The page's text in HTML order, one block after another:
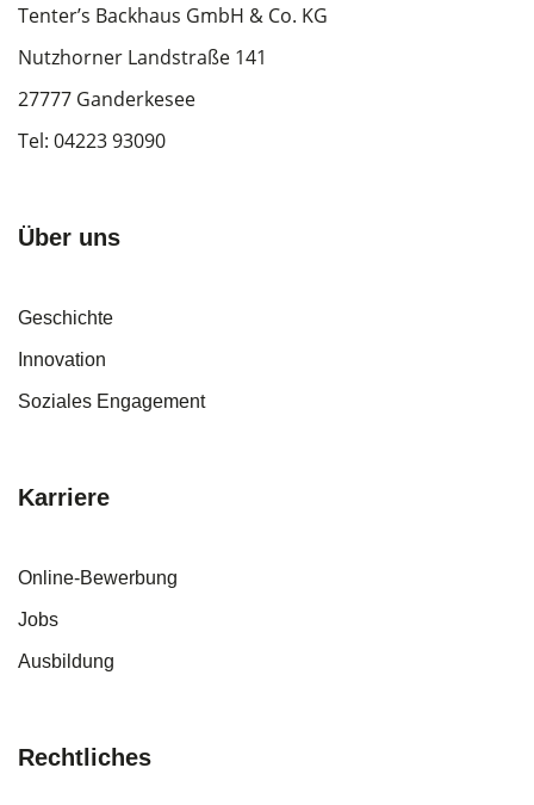
Tenter’s Backhaus GmbH & Co. KG
Nutzhorner Landstraße 141
27777 Ganderkesee
Tel: 04223 93090
Über uns
Geschichte
Innovation
Soziales Engagement
Karriere
Online-Bewerbung
Jobs
Ausbildung
Rechtliches